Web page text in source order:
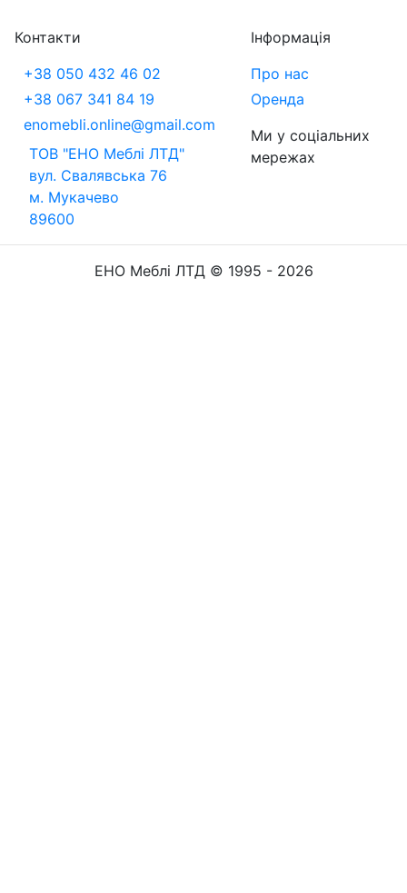
Контакти
+38 050 432 46 02
+38 067 341 84 19
enomebli.online@gmail.com
ТОВ "ЕНО Меблі ЛТД"
вул. Свалявська 76
м. Мукачево
89600
Інформація
Про нас
Оренда
Ми у соціальних
мережах
ЕНО Меблі ЛТД © 1995 - 2026